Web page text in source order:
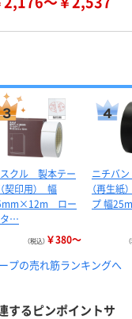
クル 製本テー
契印用） 幅
ロー
…
（税込） ￥380～
ニチバ
（再生紙
プ 幅
プの売れ筋ランキングへ
するピンポイントサ